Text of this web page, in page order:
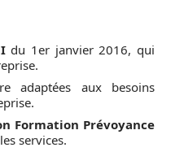
du 1er janvier 2016, qui
adaptées aux besoins
Formation Prévoyance
services.